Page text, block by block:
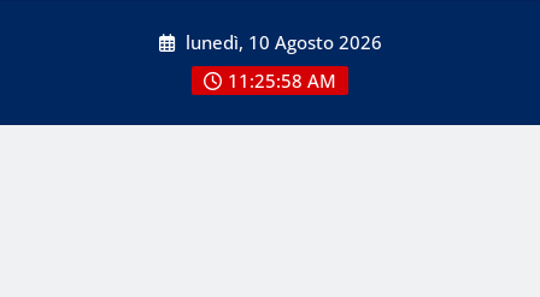
lunedì, 10 Agosto 2026
11:25:58 AM